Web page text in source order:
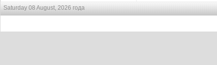
Saturday 08 August, 2026 года